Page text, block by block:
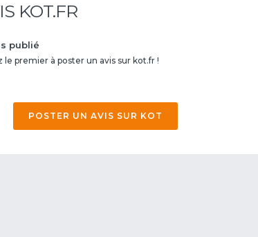
KOT.FR
publié
le premier à poster un avis sur kot.fr !
POSTER UN AVIS SUR KOT